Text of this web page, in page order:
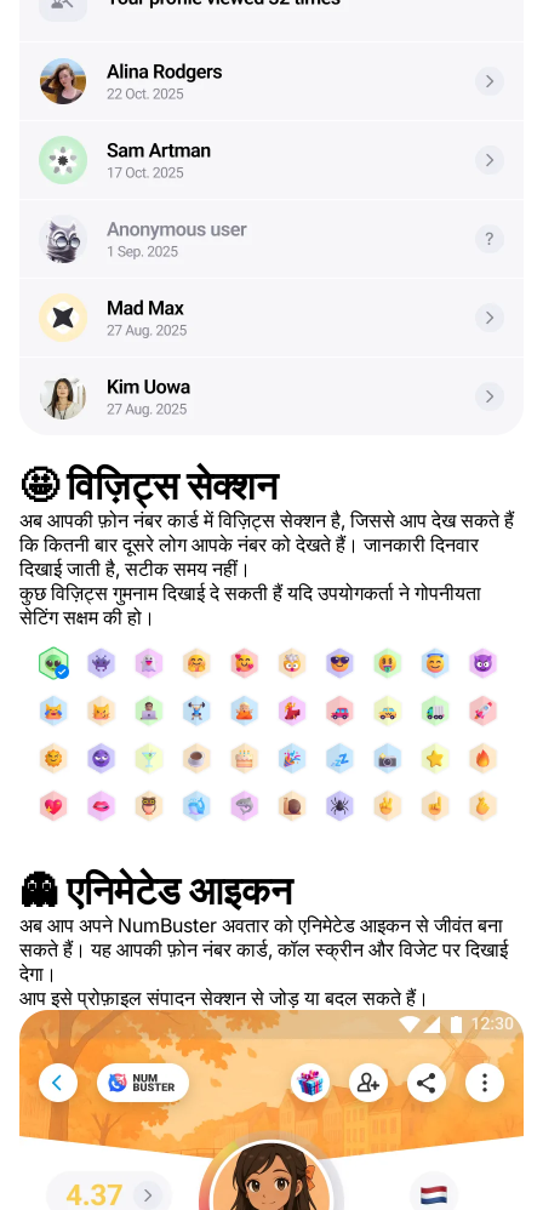
🤩 विज़िट्स सेक्शन
अब आपकी फ़ोन नंबर कार्ड में विज़िट्स सेक्शन है, जिससे आप देख सकते हैं
कि कितनी बार दूसरे लोग आपके नंबर को देखते हैं। जानकारी दिनवार
दिखाई जाती है, सटीक समय नहीं।
कुछ विज़िट्स गुमनाम दिखाई दे सकती हैं यदि उपयोगकर्ता ने गोपनीयता
सेटिंग सक्षम की हो।
👻 एनिमेटेड आइकन
अब आप अपने NumBuster अवतार को एनिमेटेड आइकन से जीवंत बना
सकते हैं। यह आपकी फ़ोन नंबर कार्ड, कॉल स्क्रीन और विजेट पर दिखाई
देगा।
आप इसे प्रोफ़ाइल संपादन सेक्शन से जोड़ या बदल सकते हैं।